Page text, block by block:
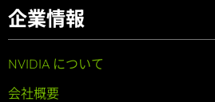
企業情報
NVIDIA について
会社概要